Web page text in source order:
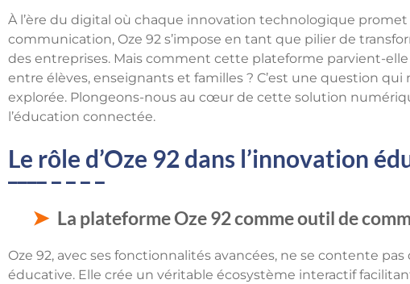
À l’ère du digital où chaque innovation technologique
communication, Oze 92 s’impose en tant que pilier de
des entreprises. Mais comment cette plateforme parvient-
entre élèves, enseignants et familles ? C’est une question
explorée. Plongeons-nous au cœur de cette solution
l’éducation connectée.
Le rôle d’Oze 92 dans l’innovation
La plateforme Oze 92 comme outil de
Oze 92, avec ses fonctionnalités avancées, ne se contente
éducative. Elle crée un véritable écosystème interactif